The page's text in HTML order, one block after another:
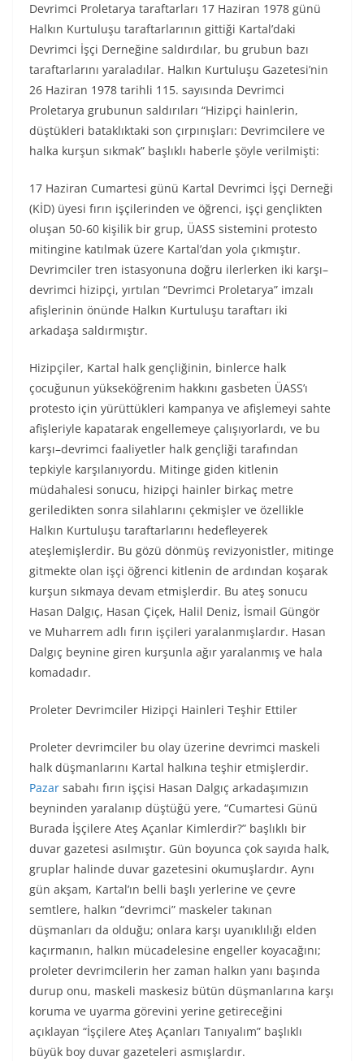
Devrimci Proletarya taraftarları 17 Haziran 1978 günü
Halkın Kurtuluşu taraftarlarının gittiği Kartal’daki
Devrimci İşçi Derneğine saldırdılar, bu grubun bazı
taraftarlarını yaraladılar. Halkın Kurtuluşu Gazetesi’nin
26 Haziran 1978 tarihli 115. sayısında Devrimci
Proletarya grubunun saldırıları “Hizipçi hainlerin,
düştükleri bataklıktaki son çırpınışları: Devrimcilere ve
halka kurşun sıkmak” başlıklı haberle şöyle verilmişti:
17 Haziran Cumartesi günü Kartal Devrimci İşçi Derneği
(KİD) üyesi fırın işçilerinden ve öğrenci, işçi gençlikten
oluşan 50-60 kişilik bir grup, ÜASS sistemini protesto
mitingine katılmak üzere Kartal’dan yola çıkmıştır.
Devrimciler tren istasyonuna doğru ilerlerken iki karşı–
devrimci hizipçi, yırtılan “Devrimci Proletarya” imzalı
afişlerinin önünde Halkın Kurtuluşu taraftarı iki
arkadaşa saldırmıştır.
Hizipçiler, Kartal halk gençliğinin, binlerce halk
çocuğunun yükseköğrenim hakkını gasbeten ÜASS’ı
protesto için yürüttükleri kampanya ve afişlemeyi sahte
afişleriyle kapatarak engellemeye çalışıyorlardı, ve bu
karşı–devrimci faaliyetler halk gençliği tarafından
tepkiyle karşılanıyordu. Mitinge giden kitlenin
müdahalesi sonucu, hizipçi hainler birkaç metre
geriledikten sonra silahlarını çekmişler ve özellikle
Halkın Kurtuluşu taraftarlarını hedefleyerek
ateşlemişlerdir. Bu gözü dönmüş revizyonistler, mitinge
gitmekte olan işçi öğrenci kitlenin de ardından koşarak
kurşun sıkmaya devam etmişlerdir. Bu ateş sonucu
Hasan Dalgıç, Hasan Çiçek, Halil Deniz, İsmail Güngör
ve Muharrem adlı fırın işçileri yaralanmışlardır. Hasan
Dalgıç beynine giren kurşunla ağır yaralanmış ve hala
komadadır.
Proleter Devrimciler Hizipçi Hainleri Teşhir Ettiler
Proleter devrimciler bu olay üzerine devrimci maskeli
halk düşmanlarını Kartal halkına teşhir etmişlerdir.
Pazar sabahı fırın işçisi Hasan Dalgıç arkadaşımızın
beyninden yaralanıp düştüğü yere, “Cumartesi Günü
Burada İşçilere Ateş Açanlar Kimlerdir?” başlıklı bir
duvar gazetesi asılmıştır. Gün boyunca çok sayıda halk,
gruplar halinde duvar gazetesini okumuşlardır. Aynı
gün akşam, Kartal’ın belli başlı yerlerine ve çevre
semtlere, halkın “devrimci” maskeler takınan
düşmanları da olduğu; onlara karşı uyanıklılığı elden
kaçırmanın, halkın mücadelesine engeller koyacağını;
proleter devrimcilerin her zaman halkın yanı başında
durup onu, maskeli maskesiz bütün düşmanlarına karşı
koruma ve uyarma görevini yerine getireceğini
açıklayan “İşçilere Ateş Açanları Tanıyalım” başlıklı
büyük boy duvar gazeteleri asmışlardır.